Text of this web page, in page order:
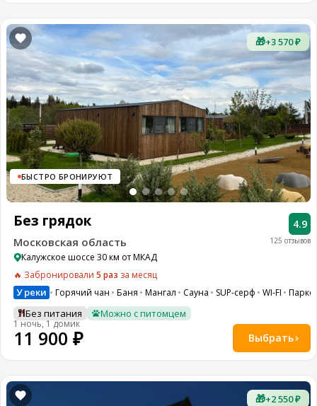
🎁+3 570 ₽
БЫСТРО БРОНИРУЮТ
125 отзывов
4.9
Без грядок
Московская область
Калужское шоссе 30 км от МКАД
🔥 Забронировали 5 раз за месяц
У реки Горячий чан Баня Мангал Сауна SUP-серф WI-FI
Без питания Можно с питомцем
1 ночь, 1 домик
11 900 ₽ Выбрать
🎁+2 550 ₽